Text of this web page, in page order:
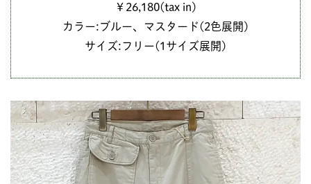
￥26,180(tax in)
カラー:ブルー、マスタード(2色展開)
サイズ:フリー(1サイズ展開)